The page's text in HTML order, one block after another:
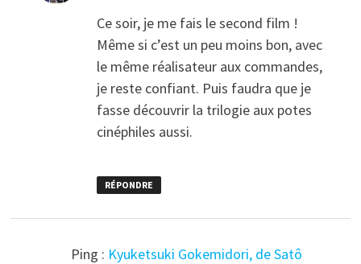
Ce soir, je me fais le second film !
Même si c’est un peu moins bon, avec
le même réalisateur aux commandes,
je reste confiant. Puis faudra que je
fasse découvrir la trilogie aux potes
cinéphiles aussi.
RÉPONDRE
Ping : Kyuketsuki Gokemidori, de Satô